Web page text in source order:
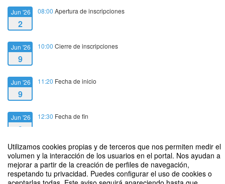
Utilizamos cookies propias y de terceros que nos permiten medir el
volumen y la interacción de los usuarios en el portal. Nos ayudan a
mejorar a partir de la creación de perfiles de navegación,
respetando tu privacidad. Puedes configurar el uso de cookies o
Jun '26
2
08:00 Apertura de inscripciones
Jun '26
9
10:00 Cierre de inscripciones
Jun '26
9
11:20 Fecha de inicio
Jun '26
9
12:30 Fecha de fin